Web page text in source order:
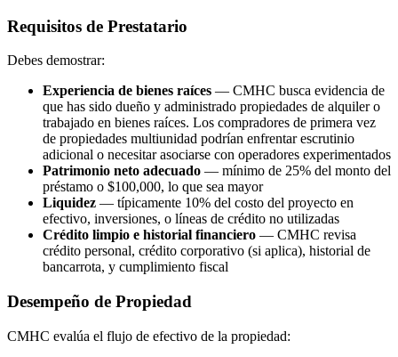
Requisitos de Prestatario
Debes demostrar:
Experiencia de bienes raíces — CMHC busca evidencia de
que has sido dueño y administrado propiedades de alquiler o
trabajado en bienes raíces. Los compradores de primera vez
de propiedades multiunidad podrían enfrentar escrutinio
adicional o necesitar asociarse con operadores experimentados
Patrimonio neto adecuado — mínimo de 25% del monto del
préstamo o $100,000, lo que sea mayor
Liquidez — típicamente 10% del costo del proyecto en
efectivo, inversiones, o líneas de crédito no utilizadas
Crédito limpio e historial financiero — CMHC revisa
crédito personal, crédito corporativo (si aplica), historial de
bancarrota, y cumplimiento fiscal
Desempeño de Propiedad
CMHC evalúa el flujo de efectivo de la propiedad: